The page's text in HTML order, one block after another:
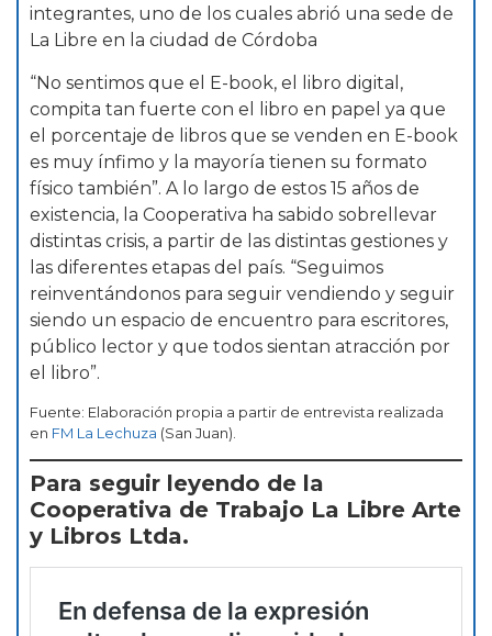
integrantes, uno de los cuales abrió una sede de
La Libre en la ciudad de Córdoba
“No sentimos que el E-book, el libro digital,
compita tan fuerte con el libro en papel ya que
el porcentaje de libros que se venden en E-book
es muy ínfimo y la mayoría tienen su formato
físico también”. A lo largo de estos 15 años de
existencia, la Cooperativa ha sabido sobrellevar
distintas crisis, a partir de las distintas gestiones y
las diferentes etapas del país. “Seguimos
reinventándonos para seguir vendiendo y seguir
siendo un espacio de encuentro para escritores,
público lector y que todos sientan atracción por
el libro”.
Fuente: Elaboración propia a partir de entrevista realizada
en FM La Lechuza (San Juan).
Para seguir leyendo de la
Cooperativa de Trabajo La Libre Arte
y Libros Ltda.